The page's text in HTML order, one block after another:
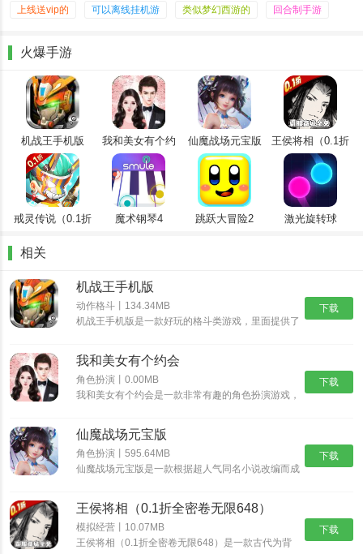
轻松愉快。
欢聊堡软件介绍
在这里，用户无需受时间和空间的限制，只要打开软件，就能随时与
平台上其他在线的人展开各种各样的聊天互动。无论是分享生活中的
趣事、交流兴趣爱好，还是探讨热门话题，都能畅所欲言，毫无拘
束。通过这样的交流，用户可以轻松结识到更多志同道合的新朋友，
拓展自己的社交圈子。
上线送vip的 可以离线挂机游 类似梦幻西游的 回合制手游
火爆手游
机战王手机版
我和美女有个约
会
仙魔战场元宝版
王侯将相（0.1折
全密卷无限
648）
戒灵传说（0.1折
魔术钢琴4 跳跃大冒险2 激光旋转球
相关
下载
机战王手机版
动作格斗丨134.34MB
机战王手机版是一款好玩的格斗类游戏，里面提供了
场景中开启冒险之旅，收集更多的装备提升机甲的属
性。
下载
我和美女有个约会
角色扮演丨0.00MB
我和美女有个约会是一款非常有趣的角色扮演游戏，
喜欢的角色，不断的提高自我的魅力，如果玩家对我
和美女有个约会感兴趣的话，那就快来预约体验游玩
吧！
下载
仙魔战场元宝版
角色扮演丨595.64MB
仙魔战场元宝版是一款根据超人气同名小说改编而成
世界，穿梭在神秘的仙魔大陆，沉浸式交友修炼，酣
战各路仙魔。
下载
王侯将相（0.1折全密卷无限648）
模拟经营丨10.07MB
王侯将相（0.1折全密卷无限648）是一款古代为背